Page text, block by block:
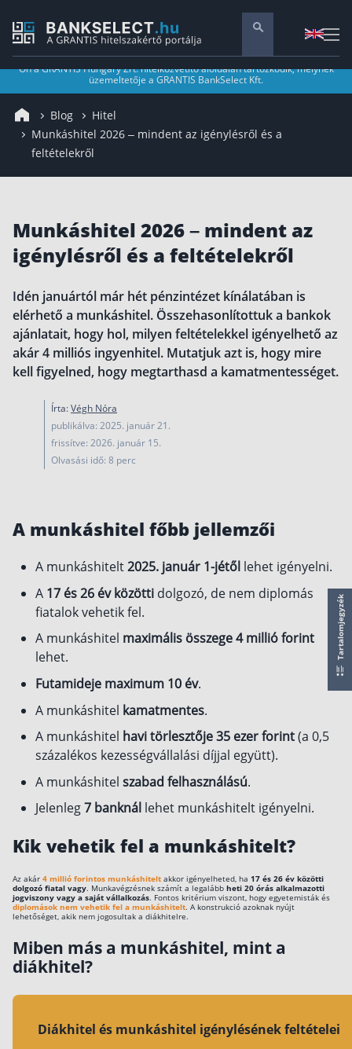
Vállalati szolgáltatások
Pénzügyi tanácsadás
Nyugdíj előtakarékosság
Nyugdíj előtakarékossági számla (NYESZ)
Nyugdíj tanácsadás 🪙
Magánnyugdíjpénztár összefoglaló
Nyugdíjkorhatár táblázat és útmutató
Nyugdíj kisokos – A magyar nyugdíjrendszer
működése
Egyszerű Állami Nyugdíjkalkulátor
Nyugdíjbiztosítás
Nyugdíjbiztosítás vagy NYESZ? Melyik a jobb?
Önkéntes nyugdíjpénztár vagy
KATA Nyugdíj: így használd ki az
Nyugdíjbiztosítás kalkulátor
Nyugdíjbiztosítás hozamok
Nyugdíjbiztosítás költségek
Balesetbiztosítás
Csoportos életbiztosítás
Kockázati életbiztosítás 🛡
Euróalapú megtakarításos életbiztosítás
Megtakarítással kombinált életbiztosítás
Vegyes életbiztosítás
Egészségbiztosítás
forintot
Egészségbiztosítás kalkulátor
Ön a GRANTIS Hungary Zrt. hitelközvetítő aloldalán tartózkodik, melynek
üzemeltetője a GRANTIS BankSelect Kft.
Blog
Hitel
Munkáshitel 2026 – mindent az igénylésről és a
feltételekről
Munkáshitel 2026 – mindent az
igénylésről és a feltételekről
Idén januártól már hét pénzintézet kínálatában is
elérhető a munkáshitel. Összehasonlítottuk a bankok
ajánlatait, hogy hol, milyen feltételekkel igényelhető az
akár 4 milliós ingyenhitel. Mutatjuk azt is, hogy mire
kell figyelned, hogy megtarthasd a kamatmentességet.
Írta:Végh Nóra
publikálva: 2025. január 21.
frissítve: 2026. január 15.
Olvasási idő: 8 perc
A munkáshitel főbb jellemzői
A munkáshitelt2025. január 1-jétől lehet igényelni.
A 17 és 26 év közötti dolgozó, de nem diplomás
fiatalok vehetik fel.
A munkáshitel maximális összege 4 millió forint
lehet.
Futamideje maximum 10 év.
A munkáshitel kamatmentes.
A munkáshitel havi törlesztője 35 ezer forint(a 0,5
százalékos kezességvállalási díjjal együtt).
A munkáshitel szabad felhasználású.
Jelenleg7 banknál lehet munkáshitelt igényelni.
Kik vehetik fel a munkáshitelt?
Az akár 4 millió forintos munkáshitelt akkor igényelheted, ha 17 és 26 év közötti
dolgozó fiatal vagy. Munkavégzésnek számít a legalább heti 20 órás alkalmazotti
jogviszony vagy a saját vállalkozás. Fontos kritérium viszont, hogy egyetemisták és
diplomások nem vehetik fel a munkáshitelt. A konstrukció azoknak nyújt
lehetőséget, akik nem jogosultak a diákhitelre.
Miben más a munkáshitel, mint a
diákhitel?
Diákhitel és munkáshitel igénylésének feltételei
Tartalomjegyzék